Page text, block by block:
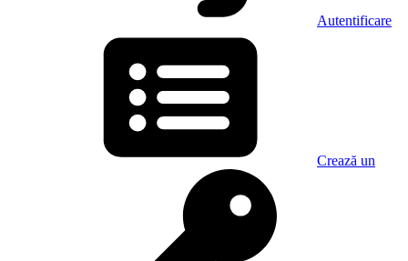
Autentificare
Crează un